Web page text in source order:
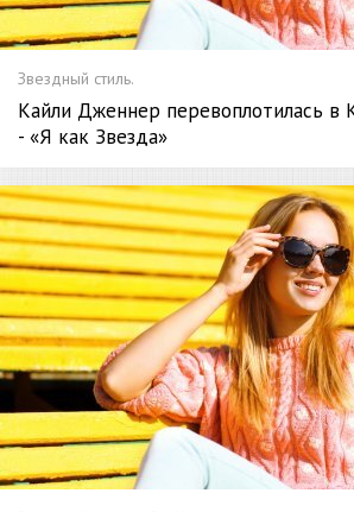
Звездный стиль.
Кайли Дженнер перевоплотилась в
- «Я как Звезда»